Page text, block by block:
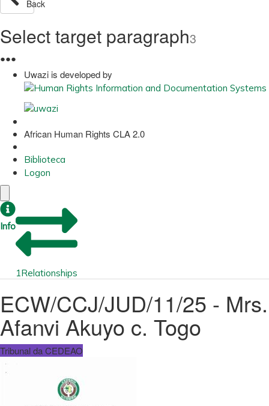
Back
Select target paragraph3
●●●
Uwazi is developed by
African Human Rights CLA 2.0
Biblioteca
Logon
Info
1Relationships
ECW/CCJ/JUD/11/25 - Mrs.
Afanvi Akuyo c. Togo
Tribunal da CEDEAO